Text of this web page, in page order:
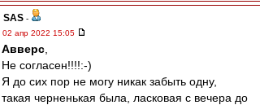
SAS -
02 апр 2022 15:05
Авверс
Не согласен!!!!:-)
Я до сих пор не могу никак забыть одну,
такая черненькая была, ласковая с вечера до